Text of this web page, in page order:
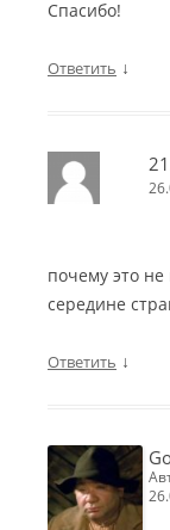
Спасибо!
Ответить ↓
почему это не
середине
Ответить ↓